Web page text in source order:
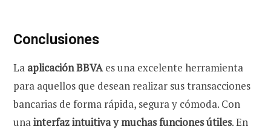
Conclusiones
La aplicación BBVA es una excelente herramienta
para aquellos que desean realizar sus transacciones
bancarias de forma rápida, segura y cómoda. Con
una interfaz intuitiva y muchas funciones útiles.En